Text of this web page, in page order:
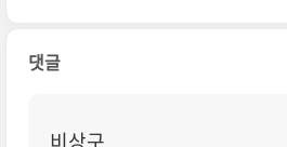
댓글